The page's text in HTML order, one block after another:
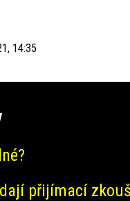
14:35
přijímací